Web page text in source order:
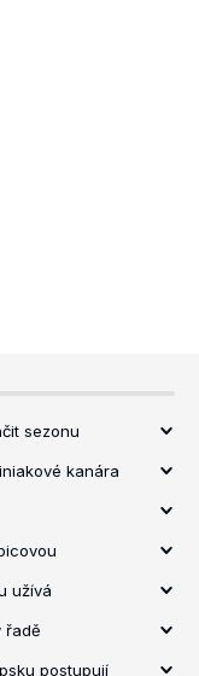
sezonu
kanára
užívá
řadě
postupují